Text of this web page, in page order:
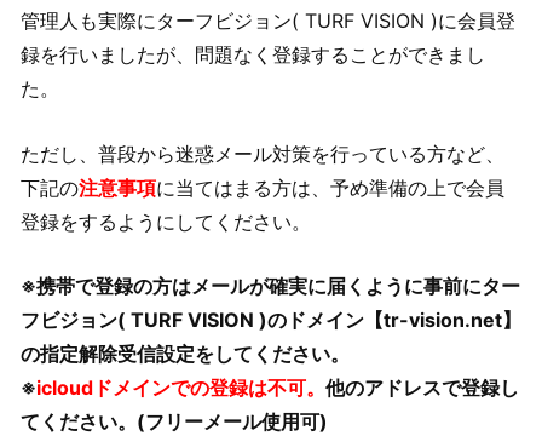
管理人も実際にターフビジョン( TURF VISION )に会員登
録を行いましたが、問題なく登録することができまし
た。
ただし、普段から迷惑メール対策を行っている方など、
下記の注意事項に当てはまる方は、予め準備の上で会員
登録をするようにしてください。
※携帯で登録の方はメールが確実に届くように事前にター
フビジョン( TURF VISION )のドメイン【tr-vision.net】
の指定解除受信設定をしてください。
※icloudドメインでの登録は不可。 他のアドレスで登録し
てください。(フリーメール使用可)